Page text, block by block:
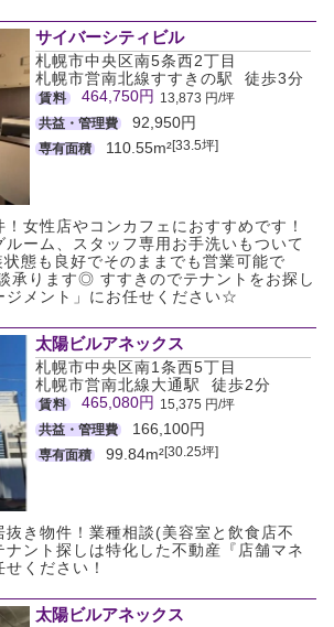
サイバーシティビル
札幌市中央区南5条西2丁目
札幌市営南北線すすきの駅 徒歩3分
賃料 464,750円 13,873 円/坪
共益・管理費
92,950円
専有面積 110.55m²[33.5坪]
女性店やコンカフェにおすすめです！
ルーム、スタッフ専用お手洗いもついて
態も良好でそのままでも営業可能で
承ります◎ すすきのでテナントをお探し
ジメント」にお任せください☆
太陽ビルアネックス
札幌市中央区南1条西5丁目
札幌市営南北線大通駅 徒歩2分
賃料 465,080円 15,375 円/坪
共益・管理費
166,100円
専有面積 99.84m²[30.25坪]
抜き物件！業種相談(美容室と飲食店不
ント探しは特化した不動産『店舗マネ
ください！
太陽ビルアネックス